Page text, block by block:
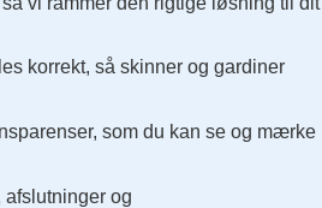
korrekt, så skinner og gardiner
som du kan se og mærke
afslutninger og